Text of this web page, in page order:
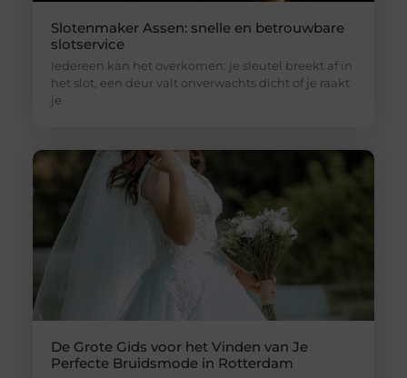
Slotenmaker Assen: snelle en betrouwbare
slotservice
Iedereen kan het overkomen: je sleutel breekt af in
het slot, een deur valt onverwachts dicht of je raakt
je
De Grote Gids voor het Vinden van Je
Perfecte Bruidsmode in Rotterdam